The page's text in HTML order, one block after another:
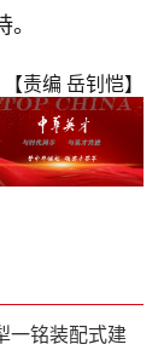
【责编 岳钊恺】
一铭装配式建